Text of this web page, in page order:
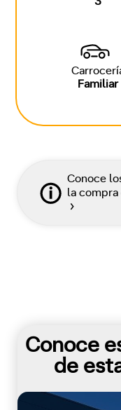
Familiar
Conoce
la
Conoce
de